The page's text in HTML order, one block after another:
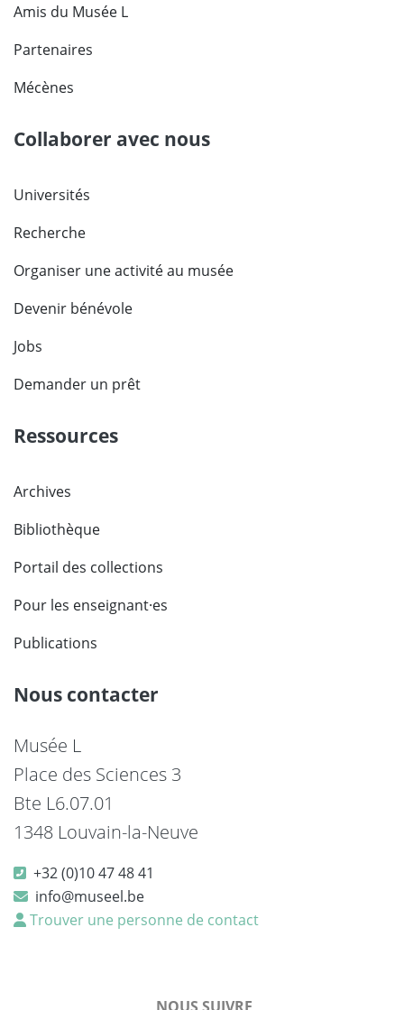
Amis du Musée L
Partenaires
Mécènes
Collaborer avec nous
Universités
Recherche
Organiser une activité au musée
Devenir bénévole
Jobs
Demander un prêt
Ressources
Archives
Bibliothèque
Portail des collections
Pour les enseignant·es
Publications
Nous contacter
Musée L
Place des Sciences 3
Bte L6.07.01
1348 Louvain-la-Neuve
+32 (0)10 47 48 41
info@museel.be
Trouver une personne de contact
NOUS SUIVRE